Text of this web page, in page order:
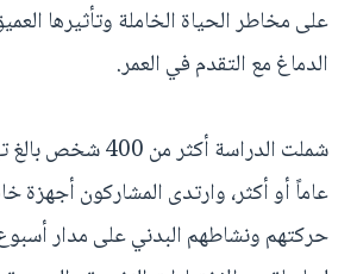
على مخاطر الحياة الخاملة وتأثيرها
الدماغ مع التقدم في العمر.
عاماً أو أكثر، وارتدى المشاركون أجهزة
حركتهم ونشاطهم البدني على مدار